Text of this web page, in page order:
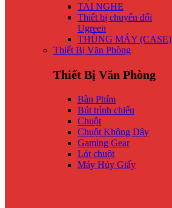
TAI NGHE
Thiết bị chuyển đổi
Ugreen
THÙNG MÁY (CASE)
Thiết Bị Văn Phòng
Thiết Bị Văn Phòng
Bàn Phím
Bút trình chiếu
Chuột
Chuột Không Dây
Gaming Gear
Lót chuột
Máy Hủy Giấy